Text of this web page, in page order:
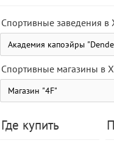
Спортивные заведения в
Спортивные магазины в
Где купить